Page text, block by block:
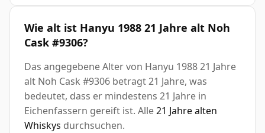
Wie alt ist Hanyu 1988 21 Jahre alt Noh
Cask #9306?
Das angegebene Alter von Hanyu 1988 21 Jahre
alt Noh Cask #9306 betragt 21 Jahre, was
bedeutet, dass er mindestens 21 Jahre in
Eichenfassern gereift ist. Alle21 Jahre alten
Whiskys durchsuchen.